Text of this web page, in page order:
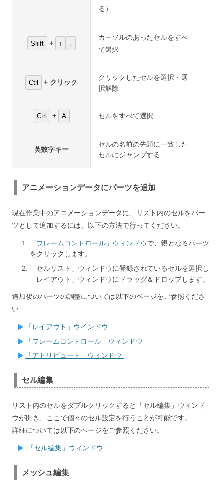
る）
Shift + ↑ ↓
カーソルのあったセルをすべ
て選択
Ctrl + クリック
クリックしたセルを選択・選
択解除
Ctrl + A セルをすべて選択
英数字キー
セルの名前の先頭に一致した
セルにジャンプする
アニメーションデータにパーツを追加
現在作業中のアニメーションデータに、リスト内のセルをパー
ツとして追加するには、以下の方法で行ってください。
「フレームコントロール」ウィンドウで、親となるパーツ
をクリックします。
「セルリスト」ウィンドウに登録されているセルを選択し
「レイアウト」ウィンドウにドラッグ＆ドロップします。
追加後のパーツの調整については以下のページをご参照くださ
い
「レイアウト」ウインドウ
「フレームコントロール」ウィンドウ
「アトリビュート」ウィンドウ
セル編集
リスト内のセルをダブルクリックすると「セル編集」ウィンド
ウが開き、ここで個々のセル設定を行うことが可能です。
詳細については以下のページをご参照ください。
「セル編集」ウィンドウ
メッシュ編集